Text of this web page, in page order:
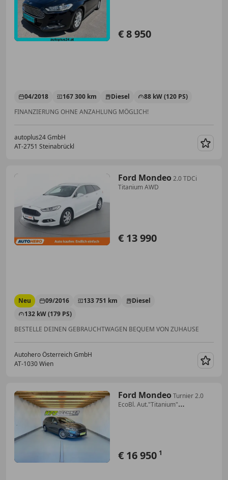
€ 8 950
04/2018 167 300 km Diesel
88 kW (120 PS)
FINANZIERUNG OHNE ANZAHLUNG MÖGLICH!
autoplus24 GmbH
AT-2751 Steinabrückl
Ford Mondeo 2.0 TDCi
Titanium AWD
€ 13 990
Neu 09/2016 133 751 km
Diesel
132 kW (179 PS)
BESTELLE DEINEN GEBRAUCHTWAGEN BEQUEM VON ZUHAUSE
Autohero Österreich GmbH
AT-1030 Wien
Ford Mondeo Turnier 2.0
EcoBl. Aut."Titanium"
€ 16 950 1